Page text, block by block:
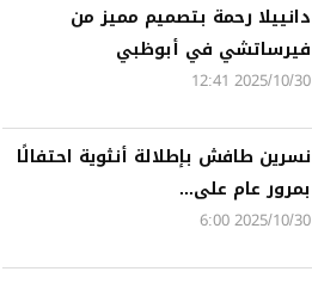
دانييلا رحمة بتصميم مميز من
فيرساتشي في أبوظبي
2025/10/30 12:41
نسرين طافش بإطلالة أنثوية احتفالًا
بمرور عام على...
2025/10/30 6:00